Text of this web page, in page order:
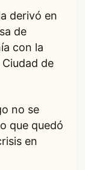
derivó en
de
con la
de
no se
que quedó
en